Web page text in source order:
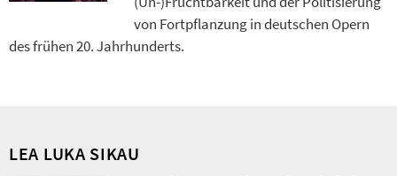
von Fortpflanzung in deutschen Opern
des frühen 20. Jahrhunderts.
LEA LUKA SIKAU